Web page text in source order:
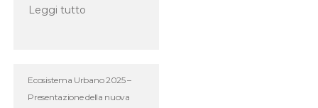
Leggi tutto
Ecosistema Urbano 2025 –
Presentazione della nuova